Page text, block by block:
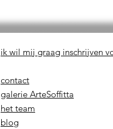
ik wil mij graag inschrijven
contact
galerie ArteSoffitta
het team
blog